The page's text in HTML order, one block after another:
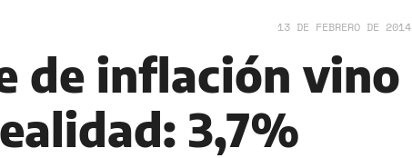
13 DE FEBRERO DE 2014
de inflación vino
3,7%